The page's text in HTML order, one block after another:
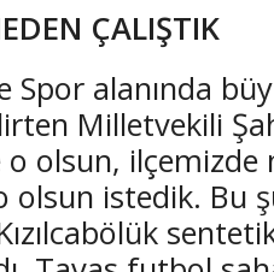
ÇALIŞTIK
Spor alanında
Milletvekili
olsun, ilçemizde
olsun istedik. Bu